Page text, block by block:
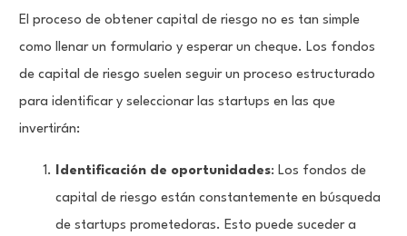
El proceso de obtener capital de riesgo no es tan simple
como llenar un formulario y esperar un cheque. Los fondos
de capital de riesgo suelen seguir un proceso estructurado
para identificar y seleccionar las startups en las que
invertirán:
Identificación de oportunidades: Los fondos de
capital de riesgo están constantemente en búsqueda
de startups prometedoras. Esto puede suceder a